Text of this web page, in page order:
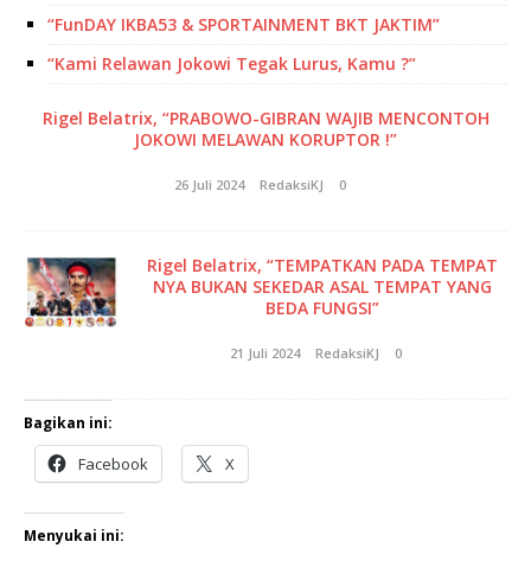
“FunDAY IKBA53 & SPORTAINMENT BKT JAKTIM”
“Kami Relawan Jokowi Tegak Lurus, Kamu ?”
Rigel Belatrix, “PRABOWO-GIBRAN WAJIB MENCONTOH
JOKOWI MELAWAN KORUPTOR !”
26 Juli 2024 RedaksiKJ 0
Rigel Belatrix, “TEMPATKAN PADA TEMPAT
NYA BUKAN SEKEDAR ASAL TEMPAT YANG
BEDA FUNGSI”
21 Juli 2024 RedaksiKJ 0
Bagikan ini:
Facebook X
Menyukai ini: